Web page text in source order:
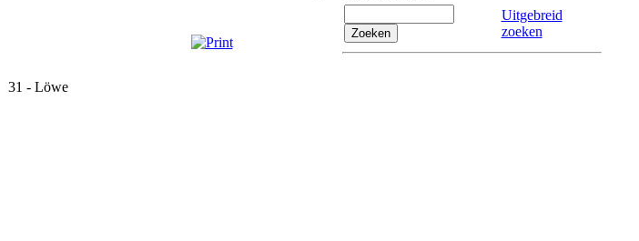
31 - Löwe
Uitgebreid
zoeken